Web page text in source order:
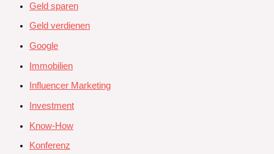
Geld sparen
Geld verdienen
Google
Immobilien
Influencer Marketing
Investment
Know-How
Konferenz